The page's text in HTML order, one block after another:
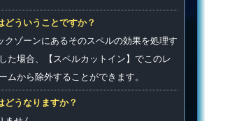
ういうことですか？
ゾーンにあるそのスペルの効果を処理す
た場合、【スペルカットイン】でこのレ
から除外することができます。
どうなりますか？